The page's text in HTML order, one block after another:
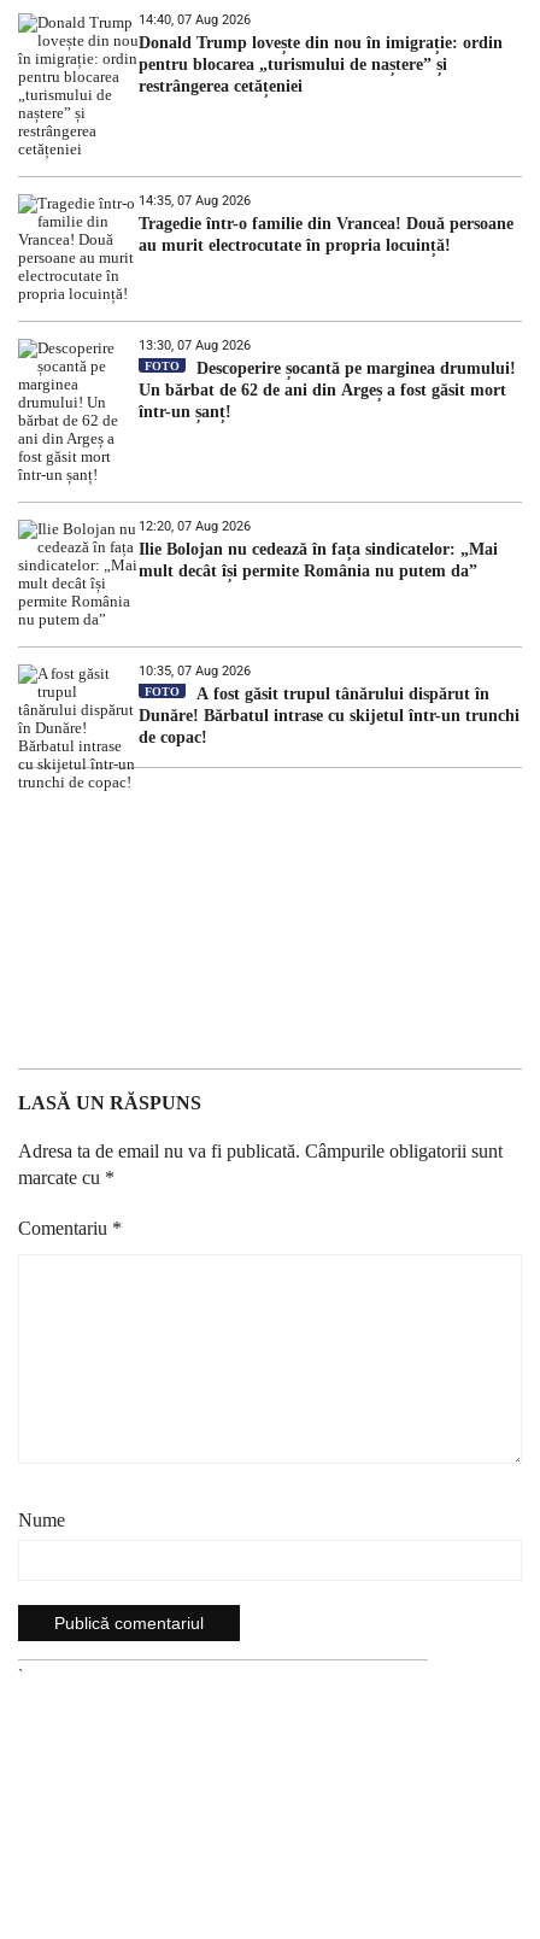
14:40, 07 Aug 2026
Donald Trump lovește din nou în imigrație: ordin
pentru blocarea „turismului de naștere” și
restrângerea cetățeniei
14:35, 07 Aug 2026
Tragedie într-o familie din Vrancea! Două persoane
au murit electrocutate în propria locuință!
13:30, 07 Aug 2026
FOTO
Descoperire șocantă pe marginea drumului!
Un bărbat de 62 de ani din Argeș a fost găsit mort
într-un șanț!
12:20, 07 Aug 2026
Ilie Bolojan nu cedează în fața sindicatelor: „Mai
mult decât își permite România nu putem da”
10:35, 07 Aug 2026
FOTO
A fost găsit trupul tânărului dispărut în
Dunăre! Bărbatul intrase cu skijetul într-un trunchi
de copac!
LASĂ UN RĂSPUNS
Adresa ta de email nu va fi publicată. Câmpurile obligatorii sunt
marcate cu *
Comentariu *
Nume
`